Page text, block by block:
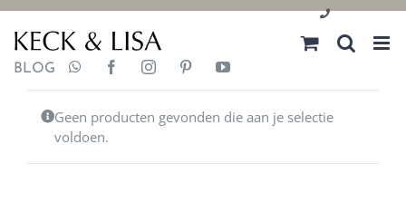
030 2400000
BLOG
Geen producten gevonden die aan je selectie
voldoen.